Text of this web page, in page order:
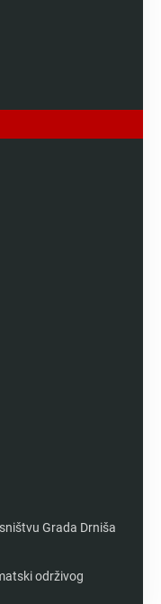
Grada Drniša
održivog